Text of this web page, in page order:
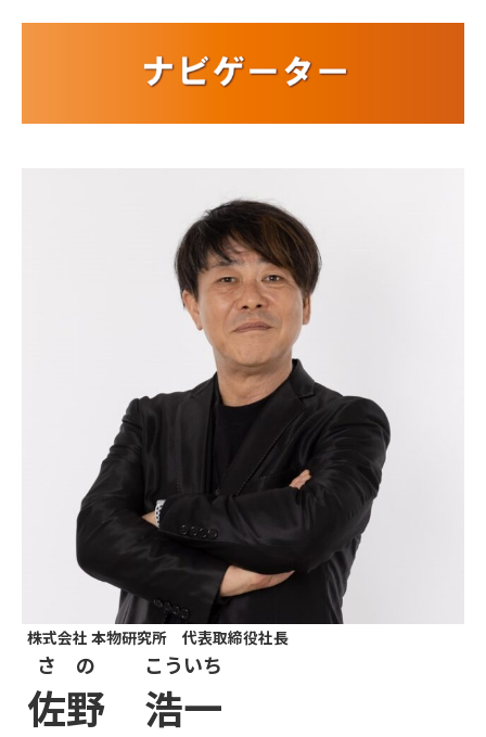
株式会社 本物研究所 代表取締役社長
佐野
さの
浩一
こういち